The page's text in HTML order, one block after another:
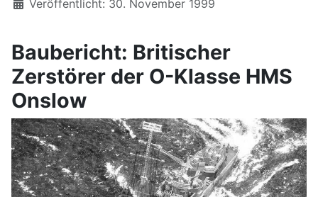
Details
Veröffentlicht: 30. November 1999
Baubericht: Britischer
Zerstörer der O-Klasse HMS
Onslow